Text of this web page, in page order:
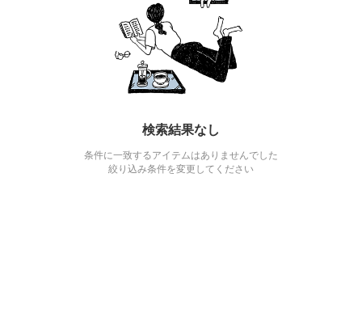
検索結果なし
条件に一致するアイテムはありませんでした
絞り込み条件を変更してください